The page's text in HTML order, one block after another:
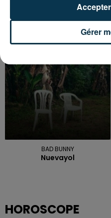
End Of Beginning
BAD BUNNY
Nuevayol
HOROSCOPE
Gérer